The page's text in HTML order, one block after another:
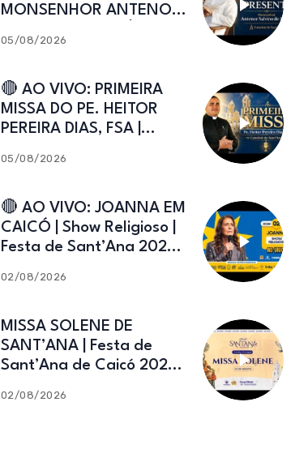
MONSENHOR ANTENOR
Catedral de Sant’Ana
05/08/2026
🔴 AO VIVO: PRIMEIRA
MISSA DO PE. HEITOR
PEREIRA DIAS, FSA |
Caicó-RN
05/08/2026
🔴 AO VIVO: JOANNA EM
CAICÓ | Show Religioso |
Festa de Sant’Ana 2026 |
02/08/2026
MISSA SOLENE DE
SANT’ANA | Festa de
Sant’Ana de Caicó 2026 |
02/08/2026